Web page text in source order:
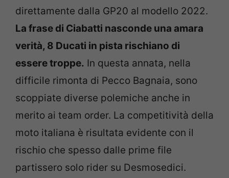
direttamente dalla GP20 al modello 2022.
La frase di Ciabatti nasconde una amara
verità, 8 Ducati in pista rischiano di
essere troppe. In questa annata, nella
difficile rimonta di Pecco Bagnaia, sono
scoppiate diverse polemiche anche in
merito ai team order. La competitività della
moto italiana è risultata evidente con il
rischio che spesso dalle prime file
partissero solo rider su Desmosedici.